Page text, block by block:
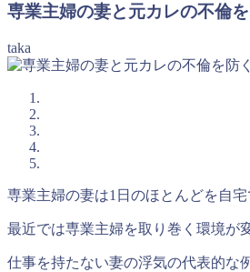
専業主婦の妻と元カレの不倫
taka
専業主婦の妻は1日のほとんどを自
最近では専業主婦を取り巻く環境が
仕事を持たない妻の浮気の代表的な